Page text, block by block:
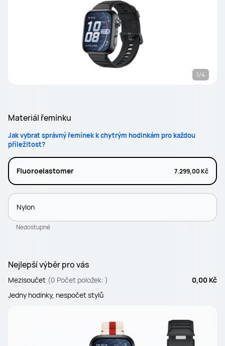
1/4
Materiál řemínku
Jak vybrat správný řemínek k chytrým hodinkám pro každou
příležitost?
Fluoroelastomer 7.299,00 Kč
Nylon
Nedostupné
Nejlepší výběr pro vás
Mezisoučet (0 Počet položek: )
0,00 Kč
Jedny hodinky, nespočet stylů